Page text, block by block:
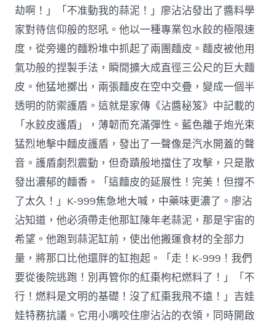
劫啊！」「不准動我的蒜泥！」廖沾沾發出了醬料學
家對待信仰般的怒吼。他以一種專業包水餃的極限速
度，從旁邊的麵粉堆中抓起了兩團麵皮。麵皮被他用
氣功般的捏製手法，瞬間擴大成直徑三公尺的巨大麵
皮。他猛地擲出，兩張麵皮在空中交疊，變成一個半
透明的防禦護盾。這就是家傳《沾醬秘笈》中記載的
「水餃皮護盾」，薄韌而充滿彈性。藍色離子炮光束
猛烈地擊中麵皮護盾，發出了一聲像是汽水開蓋的聲
音。護盾劇烈震動，但奇蹟般地擋住了攻擊，只是散
發出濃郁的麵香。「這麵皮的延展性！完美！但撐不
了太久！」K-999焦急地大喊，中藥味更濃了。廖沾
沾知道，他必須帶走他那缸陳年老蒜泥，那是宇宙的
希望。他跑到蒜泥缸前，使出他搬運食材的全部力
量，將那口比他還胖的缸抱起。「走！K-999！我們
要從後院逃跑！別再管你的紅棗枸杞燃料了！」「不
行！燃料是文明的基礎！沒了紅棗我飛不遠！」吉娃
娃特務抗議。它用小嘴咬住廖沾沾的衣領，同時開啟